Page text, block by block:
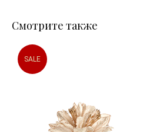
Смотрите также
SALE